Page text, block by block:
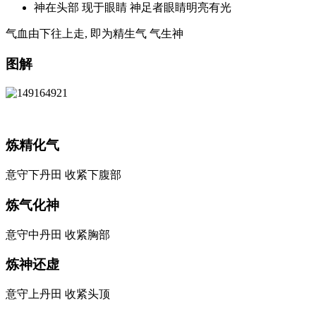
神在头部 现于眼睛 神足者眼睛明亮有光
气血由下往上走, 即为精生气 气生神
图解
炼精化气
意守下丹田 收紧下腹部
炼气化神
意守中丹田 收紧胸部
炼神还虚
意守上丹田 收紧头顶